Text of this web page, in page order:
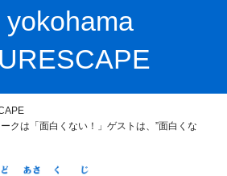
yokohama
クは「面白くない！」ゲストは、”面白くな